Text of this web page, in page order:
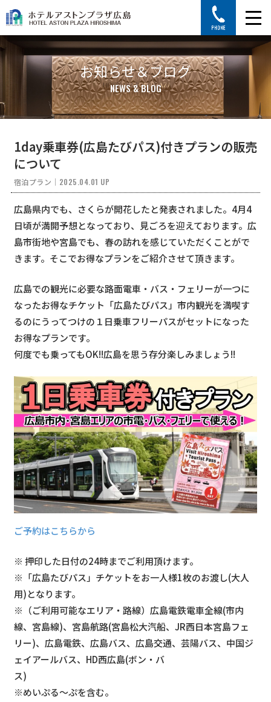
お知らせ＆ブログ
NEWS & BLOG
1day乗車券(広島たびパス)付きプランの販売
について
宿泊プラン ｜ 2025.04.01 UP
広島県内でも、さくらが開花したと発表されました。4月4
日頃が満開予想となっており、見ごろを迎えております。広
島市街地や宮島でも、春の訪れを感じていただくことがで
きます。そこでお得なプランをご紹介させて頂きます。
広島での観光に必要な路面電車・バス・フェリーが一つに
なったお得なチケット「広島たびパス」市内観光を満喫す
るのにうってつけの１日乗車フリーパスがセットになった
お得なプランです。
何度でも乗ってもOK!!広島を思う存分楽しみましょう!!
ご予約はこちらから
※ 押印した日付の24時までご利用頂けます。
※「広島たびパス」チケットをお一人様1枚のお渡し(大人
用)となります。
※（ご利用可能なエリア・路線）広島電鉄電車全線(市内
線、宮島線)、宮島航路(宮島松大汽船、JR西日本宮島フェ
リー)、広島電鉄、広島バス、広島交通、芸陽バス、中国ジ
ェイアールバス、HD西広島(ボン・バ
ス
※めいぷる～ぷを含む。